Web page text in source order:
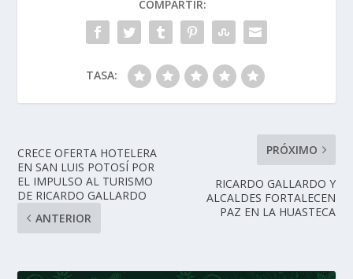
COMPARTIR:
TASA:
CRECE OFERTA HOTELERA
EN SAN LUIS POTOSÍ POR
EL IMPULSO AL TURISMO
DE RICARDO GALLARDO
ANTERIOR
PRÓXIMO
RICARDO GALLARDO Y
ALCALDES FORTALECEN
PAZ EN LA HUASTECA